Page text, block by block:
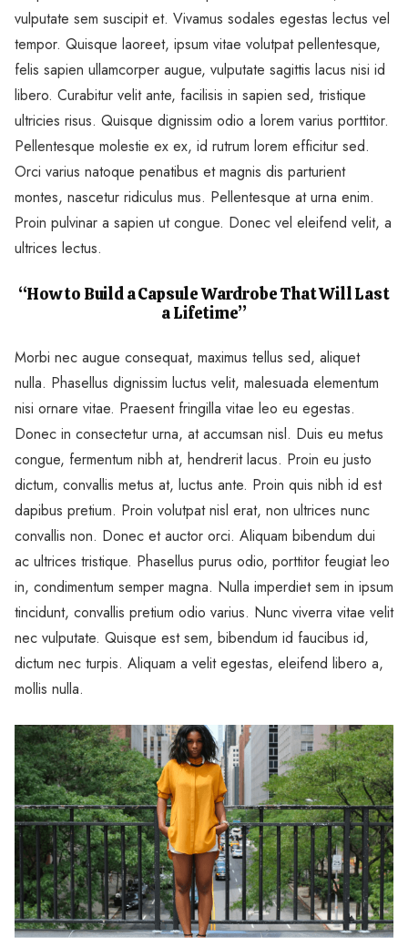
vulputate sem suscipit et. Vivamus sodales egestas lectus vel
tempor. Quisque laoreet, ipsum vitae volutpat pellentesque,
felis sapien ullamcorper augue, vulputate sagittis lacus nisi id
libero. Curabitur velit ante, facilisis in sapien sed, tristique
ultricies risus. Quisque dignissim odio a lorem varius porttitor.
Pellentesque molestie ex ex, id rutrum lorem efficitur sed.
Orci varius natoque penatibus et magnis dis parturient
montes, nascetur ridiculus mus. Pellentesque at urna enim.
Proin pulvinar a sapien ut congue. Donec vel eleifend velit, a
ultrices lectus.
“How to Build a Capsule Wardrobe That Will Last
a Lifetime”
Morbi nec augue consequat, maximus tellus sed, aliquet
nulla. Phasellus dignissim luctus velit, malesuada elementum
nisi ornare vitae. Praesent fringilla vitae leo eu egestas.
Donec in consectetur urna, at accumsan nisl. Duis eu metus
congue, fermentum nibh at, hendrerit lacus. Proin eu justo
dictum, convallis metus at, luctus ante. Proin quis nibh id est
dapibus pretium. Proin volutpat nisl erat, non ultrices nunc
convallis non. Donec et auctor orci. Aliquam bibendum dui
ac ultrices tristique. Phasellus purus odio, porttitor feugiat leo
in, condimentum semper magna. Nulla imperdiet sem in ipsum
tincidunt, convallis pretium odio varius. Nunc viverra vitae velit
nec vulputate. Quisque est sem, bibendum id faucibus id,
dictum nec turpis. Aliquam a velit egestas, eleifend libero a,
mollis nulla.